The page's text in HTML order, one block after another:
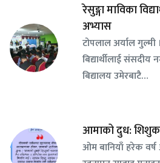
रेसुङ्गा माविका
अभ्यास
टोपलाल अर्याल गुल्मी
बिद्यार्थीलाई
बिद्यालय उमेरबाटै…
आमाको दुध:
ओम बानियाँ हरेक